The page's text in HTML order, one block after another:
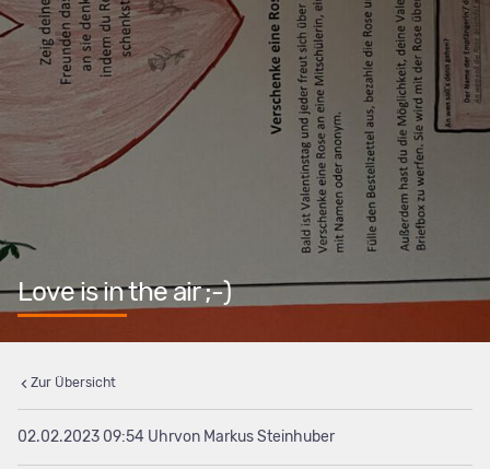
Love is in the air ;-)
02.02.2023 09:54 von Markus Steinhuber
Zur Übersicht